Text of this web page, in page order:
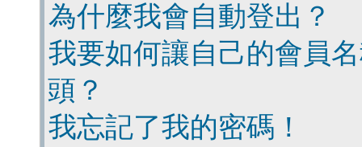
為什麼我會自動登出？
我要如何讓自己的會員
頭？
我忘記了我的密碼！